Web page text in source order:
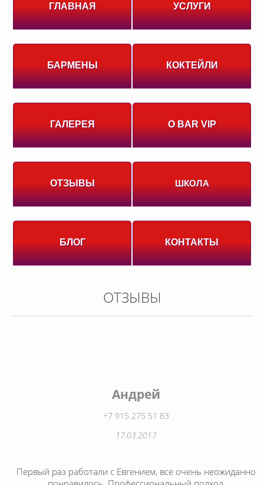
ГЛАВНАЯ УСЛУГИ
БАРМЕНЫ КОКТЕЙЛИ
ГАЛЕРЕЯ О BAR VIP
ОТЗЫВЫ ШКОЛА
БЛОГ КОНТАКТЫ
ОТЗЫВЫ
Андрей
+7 915 275 51 83
17.03.2017
Первый раз работали с Евгением, все очень неожиданно